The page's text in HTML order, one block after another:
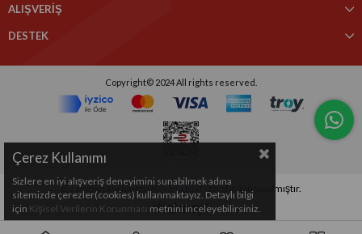
ALIŞVERİŞ
DESTEK
Copyright© 2024 All rights reserved.
Bu sitenin kurulumu Keyo Digital tarafından yapılmıştır.
Çerez Kullanımı
Sizlere en iyi alışveriş deneyimini sunabilmek adına
sitemizde çerezler(cookies) kullanmaktayız. Detaylı bilgi
için Kişisel Verilerin Korunması metnini inceleyebilirsiniz.